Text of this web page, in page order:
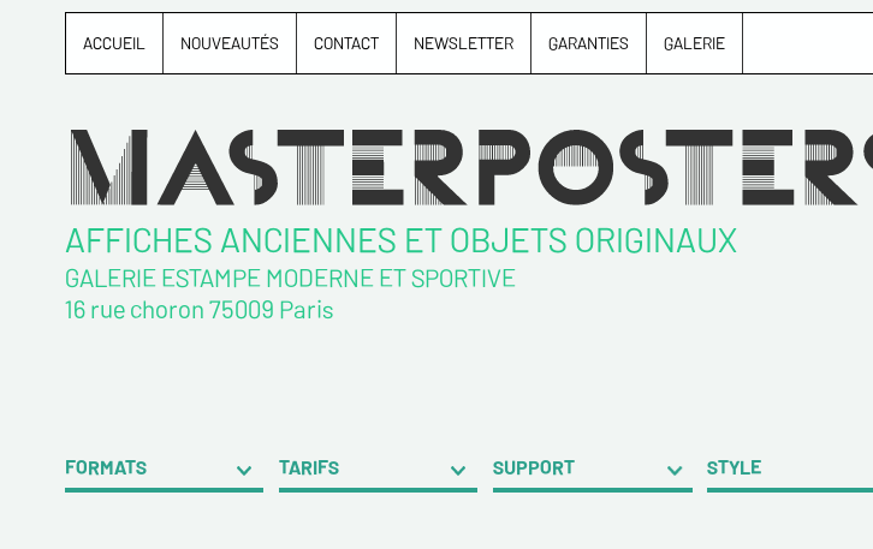
ACCUEIL NOUVEAUTÉS CONTACT NEWSLETTER GARANTIES GALERIE
AFFICHES ANCIENNES ET OBJETS ORIGINAUX
GALERIE ESTAMPE MODERNE ET SPORTIVE
16 rue choron 75009 Paris
FORMATS TARIFS SUPPORT STYLE